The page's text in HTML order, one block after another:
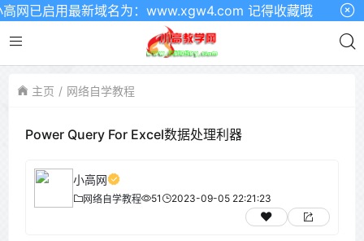
已启用最新域名为：www.xgw4.com 记得收藏哦
主页 网络自学教程
Power Query For Excel数据处理利器
小高网
网络自学教程 51 2023-09-05 22:21:23